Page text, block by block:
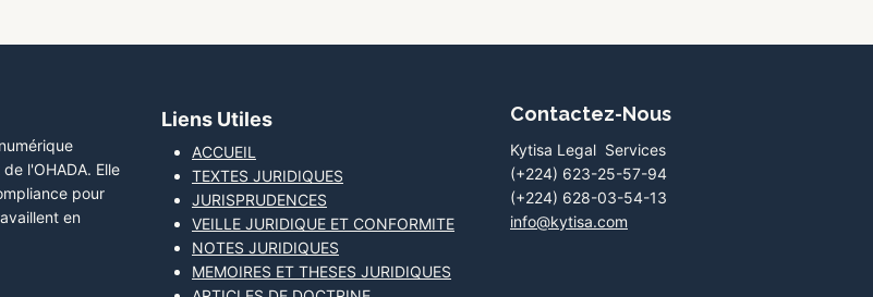
l'OHADA. Elle
pour
en
Liens Utiles
ACCUEIL
TEXTES JURIDIQUES
JURISPRUDENCES
VEILLE JURIDIQUE ET CONFORMITE
NOTES JURIDIQUES
MEMOIRES ET THESES JURIDIQUES
Contactez-Nous
Kytisa Legal Services
(+224) 623-25-57-94
(+224) 628-03-54-13
info@kytisa.com